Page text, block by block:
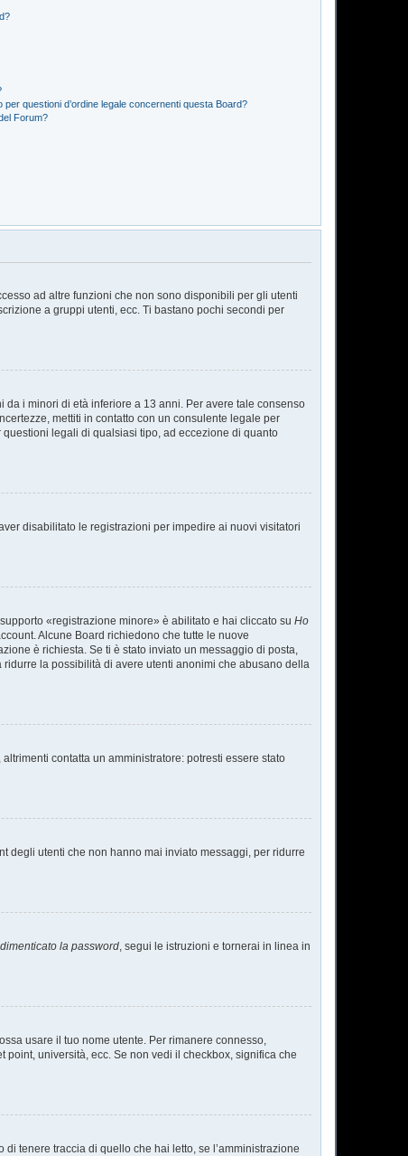
questioni d’ordine legale concernenti questa Board?
Forum?
ad altre funzioni che non sono disponibili per gli utenti
a gruppi utenti, ecc. Ti bastano pochi secondi per
i minori di età inferiore a 13 anni. Per avere tale consenso
mettiti in contatto con un consulente legale per
legali di qualsiasi tipo, ad eccezione di quanto
disabilitato le registrazioni per impedire ai nuovi visitatori
«registrazione minore» è abilitato e hai cliccato su Ho
Alcune Board richiedono che tutte le nuove
è richiesta. Se ti è stato inviato un messaggio di posta,
la possibilità di avere utenti anonimi che abusano della
contatta un amministratore: potresti essere stato
degli utenti che non hanno mai inviato messaggi, per ridurre
la password, segui le istruzioni e tornerai in linea in
usare il tuo nome utente. Per rimanere connesso,
università, ecc. Se non vedi il checkbox, significa che
tenere traccia di quello che hai letto, se l’amministrazione